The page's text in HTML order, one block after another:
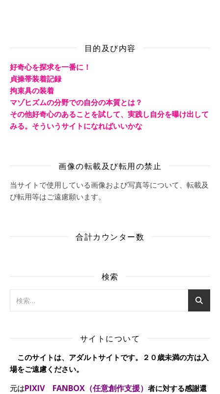
目的及び内容
好奇心を探求を一番に！
貞操帯装着記録
拘束具の装着
マゾヒズムの分野での自分の本質とは？
その他好奇心のあることを試して、実践し自分を曝け出して
みる。そういうサイトになればいいかな
画像の転載及び転用の禁止
当サイトで使用している画像および写真等について、転載及
び転用等はご遠慮願います。
合計カウンター数
検索
サイトについて
このサイトは、アダルトサイトです。２０歳未満の方は入
場をご遠慮ください。
元はPIXIV FANBOX（任意創作支援） 者に対する感謝還